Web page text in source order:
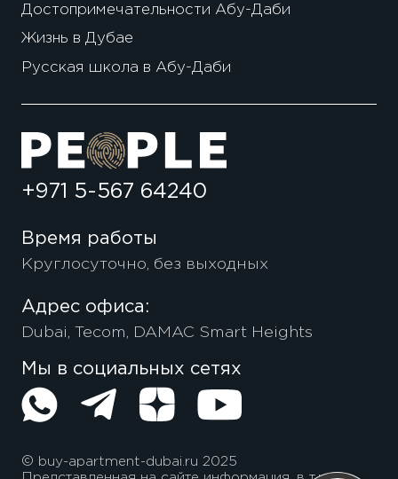
Достопримечательности Абу-Даби
Жизнь в Дубае
Русская школа в Абу-Даби
+971 5-567 64240
Время работы
Круглосуточно, без выходных
Адрес офиса:
Dubai, Tecom, DAMAC Smart Heights
Мы в социальных сетях
© buy-apartment-dubai.ru 2025